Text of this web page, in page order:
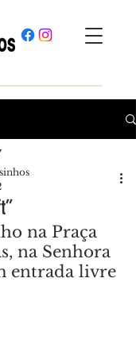
na Praça
na Senhora
entrada livre